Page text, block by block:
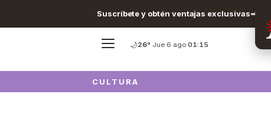
Suscríbete y obtén ventajas exclusivas
🌙26°·Jue 6 ago·01:15
CULTURA